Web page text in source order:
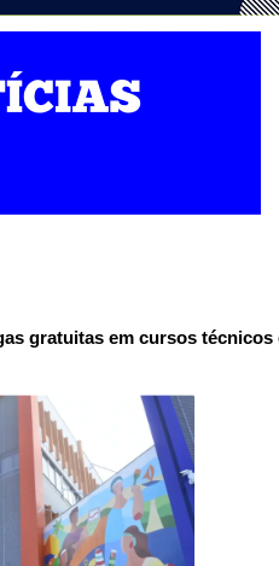
gratuitas em cursos técnicos